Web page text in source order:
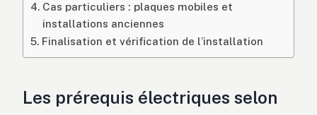
Cas particuliers : plaques mobiles et
installations anciennes
Finalisation et vérification de l’installation
Les prérequis électriques selon